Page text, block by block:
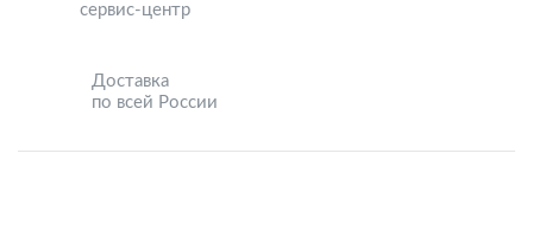
сервис-центр
Доставка
по всей России